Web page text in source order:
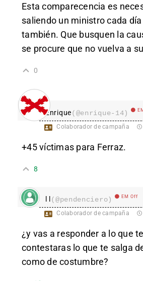
Esta comparecencia es
saliendo un ministro cada día
también. Que busquen la
se procure que no vuelva a
0
Enrique(@enrique-14)
Colaborador de campaña
+45 víctimas para Ferraz.
8
l l(@pendenciero) EM Off
Colaborador de campaña
¿y vas a responder a lo que
contestaras lo que te salga
como de costumbre?